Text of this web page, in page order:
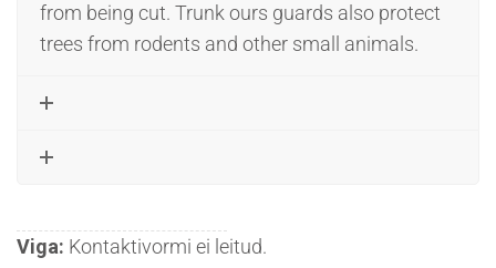
from being cut. Trunk ours guards also protect
trees from rodents and other small animals.
Viga: Kontaktivormi ei leitud.